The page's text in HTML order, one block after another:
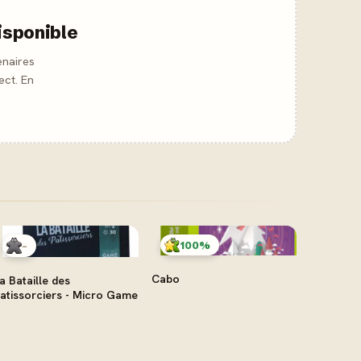
En
-
Bataille des
- Micro Game
100%
Cabo